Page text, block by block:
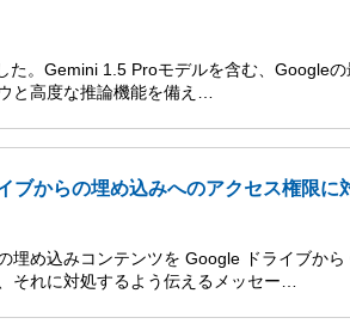
。Gemini 1.5 Proモデルを含む、Googleの
と高度な推論機能を備え…
からの埋め込みへのアクセス権限に
埋め込みコンテンツを Google ドライブか
それに対処するよう伝えるメッセー…